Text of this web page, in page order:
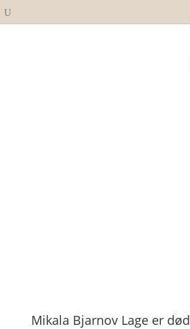
Mikala Bjarnov Lage er død